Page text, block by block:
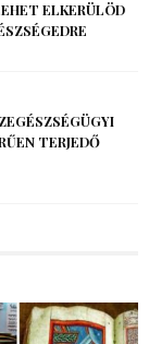
ELKERÜLÖD
TERJEDŐ